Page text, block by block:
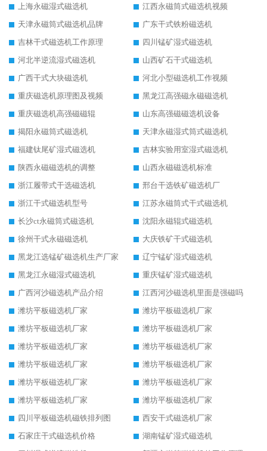
上海永磁湿式磁选机
江西永磁筒式磁选机视频
天津永磁筒式磁选机品牌
广东干式铁粉磁选机
吉林干式磁选机工作原理
四川锰矿湿式磁选机
河北半逆流湿式磁选机
山西矿石干式磁选机
广西干式大块磁选机
河北小型磁选机工作视频
重庆磁选机原理图及视频
黑龙江高强磁永磁磁选机
重庆磁选机高强磁磁辊
山东高强磁磁选机设备
揭阳永磁筒式磁选机
天津永磁湿式筒式磁选机
福建钛尾矿湿式磁选机
吉林实验用室湿式磁选机
陕西永磁磁选机的调整
山西永磁磁选机标准
浙江履带式干选磁选机
邢台干选铁矿磁选机厂
浙江干式磁选机型号
江苏永磁筒式干式磁选机
长沙ct永磁筒式磁选机
沈阳永磁辊式磁选机
徐州干式永磁磁选机
大庆铁矿干式磁选机
黑龙江选锰矿磁选机生产厂家
辽宁锰矿湿式磁选机
黑龙江永磁湿式磁选机
重庆锰矿湿式磁选机
广西河沙磁选机产品介绍
江西河沙磁选机里面是强磁吗
潍坊平板磁选机厂家
潍坊平板磁选机厂家
潍坊平板磁选机厂家
潍坊平板磁选机厂家
潍坊平板磁选机厂家
潍坊平板磁选机厂家
潍坊平板磁选机厂家
潍坊平板磁选机厂家
潍坊平板磁选机厂家
潍坊平板磁选机厂家
潍坊平板磁选机厂家
潍坊平板磁选机厂家
四川平板磁选机磁铁排列图
西安干式磁选机厂家
石家庄干式磁选机价格
湖南锰矿湿式磁选机